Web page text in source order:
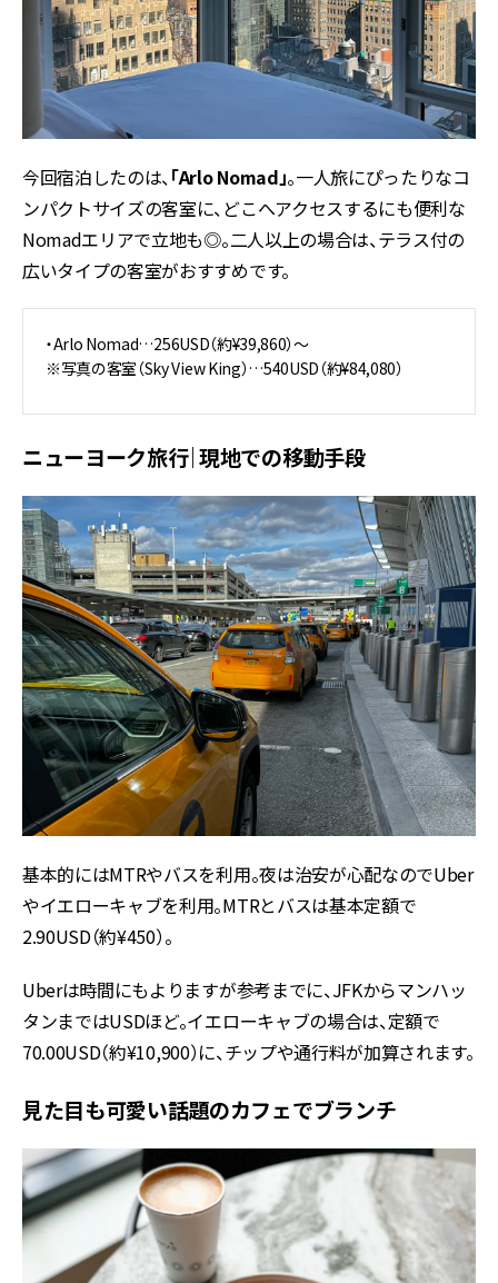
今回宿泊したのは、「Arlo Nomad」。一人旅にぴったりなコ
ンパクトサイズの客室に、どこへアクセスするにも便利な
Nomadエリアで立地も◎。二人以上の場合は、テラス付の
広いタイプの客室がおすすめです。
・Arlo Nomad…256USD（約¥39,860）〜
※写真の客室（Sky View King）…540USD（約¥84,080）
ニューヨーク旅行｜現地での移動手段
基本的にはMTRやバスを利用。夜は治安が心配なのでUber
やイエローキャブを利用。MTRとバスは基本定額で
2.90USD（約¥450）。
Uberは時間にもよりますが参考までに、JFKからマンハッ
タンまではUSDほど。イエローキャブの場合は、定額で
70.00USD（約¥10,900）に、チップや通行料が加算されます。
見た目も可愛い話題のカフェでブランチ